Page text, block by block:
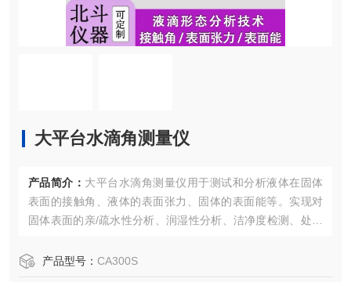
大平台水滴角测量仪
产品简介： 大平台水滴角测量仪用于测试和分析液体在固体
表面的接触角、液体的表面张力、固体的表面能等。实现对
固体表面的亲/疏水性分析、润湿性分析、洁净度检测、处理
析。产品型号： CA300S